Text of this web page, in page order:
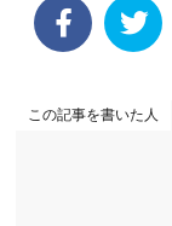
この記事を書いた人